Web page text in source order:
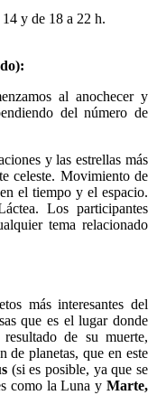
y de 18 a 22 h.
al anochecer y
del número de
y las estrellas más
celeste. Movimiento de
el tiempo y el espacio.
Los participantes
tema relacionado
más interesantes del
que es el lugar donde
de su muerte,
de planetas, que en este
(si es posible, ya que se
como la Luna y Marte,